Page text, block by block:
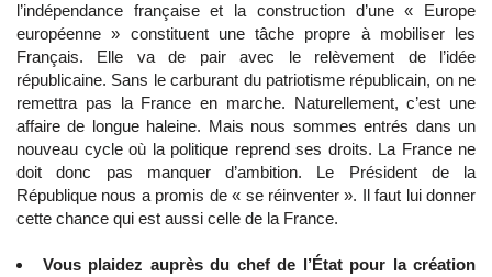
l’indépendance française et la construction d’une « Europe
européenne » constituent une tâche propre à mobiliser les
Français. Elle va de pair avec le relèvement de l’idée
républicaine. Sans le carburant du patriotisme républicain, on ne
remettra pas la France en marche. Naturellement, c’est une
affaire de longue haleine. Mais nous sommes entrés dans un
nouveau cycle où la politique reprend ses droits. La France ne
doit donc pas manquer d’ambition. Le Président de la
République nous a promis de « se réinventer ». Il faut lui donner
cette chance qui est aussi celle de la France.
Vous plaidez auprès du chef de l’État pour la création